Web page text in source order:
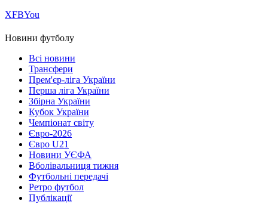
ХFBYou
Новини футболу
Всі новини
Трансфери
Прем'єр-ліга України
Перша ліга України
Збірна України
Кубок України
Чемпіонат світу
Євро-2026
Євро U21
Новини УЄФА
Вболівальниця тижня
Футбольні передачі
Ретро футбол
Публікації